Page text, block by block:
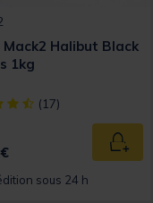
Mack2 Halibut Black
1kg
Object] out of 5
(17)
sous 24 h